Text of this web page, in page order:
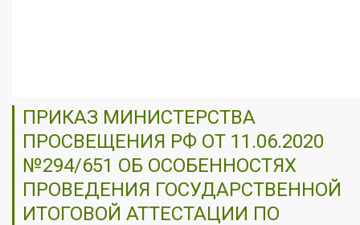
ПРИКАЗ МИНИСТЕРСТВА
ПРОСВЕЩЕНИЯ РФ ОТ 11.06.2020
№294/651 ОБ ОСОБЕННОСТЯХ
ПРОВЕДЕНИЯ ГОСУДАРСТВЕННОЙ
ИТОГОВОЙ АТТЕСТАЦИИ ПО